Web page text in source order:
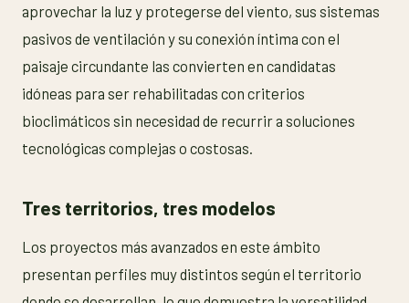
aprovechar la luz y protegerse del viento, sus sistemas
pasivos de ventilación y su conexión íntima con el
paisaje circundante las convierten en candidatas
idóneas para ser rehabilitadas con criterios
bioclimáticos sin necesidad de recurrir a soluciones
tecnológicas complejas o costosas.
Tres territorios, tres modelos
Los proyectos más avanzados en este ámbito
presentan perfiles muy distintos según el territorio